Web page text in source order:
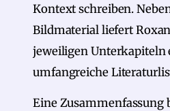
Kontext schreiben.
Bildmaterial liefert
jeweiligen Unterkapiteln
umfangreiche
Eine Zusammenfassung